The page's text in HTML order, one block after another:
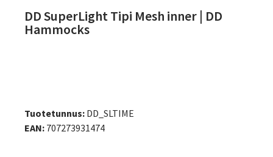
DD SuperLight Tipi Mesh inner | DD
Hammocks
Tuotetunnus: DD_SLTIME
EAN: 707273931474